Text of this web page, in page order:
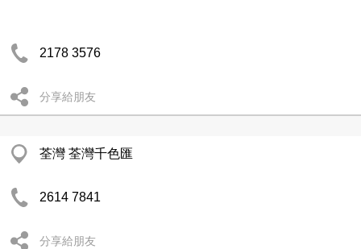
2178 3576
分享給朋友
荃灣 荃灣千色匯
2614 7841
分享給朋友